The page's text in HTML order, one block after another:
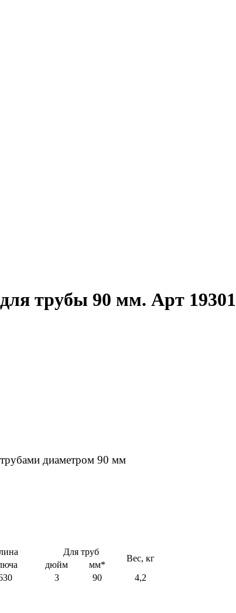
трубы 90 мм. Арт 19301
диаметром 90 мм
Для труб
Вес, кг
дюйм
мм*
3 90 4,2